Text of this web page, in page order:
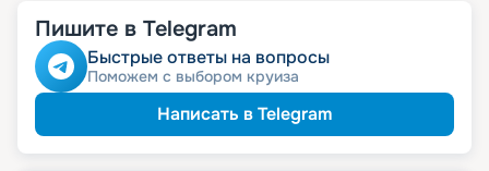
Пишите в Telegram
Быстрые ответы на вопросы
Поможем с выбором круиза
Написать в Telegram